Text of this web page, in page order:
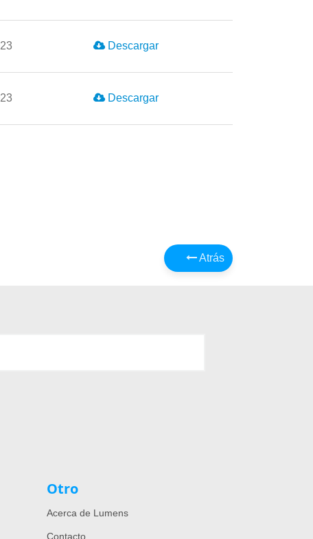
Descargar
Descargar
Atrás
Otro
Acerca de Lumens
Contacto